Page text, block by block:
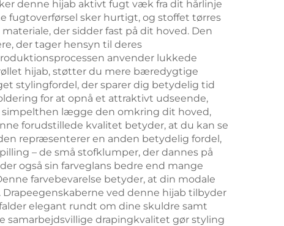
denne hijab aktivt fugt væk fra dit hårlinje
fugtoverførsel sker hurtigt, og stoffet tørres
der sidder fast på dit hoved. Den
der tager hensyn til deres
anvender lukkede
hijab, støtter du mere bæredygtige
stylingfordel, der sparer dig betydelig tid
for at opnå et attraktivt udseende,
simpelthen lægge den omkring dit hoved,
forudstillede kvalitet betyder, at du kan se
repræsenterer en anden betydelig fordel,
– de små stofklumper, der dannes på
også sin farveglans bedre end mange
farvebevarelse betyder, at din modale
ved denne hijab tilbyder
elegant rundt om dine skuldre samt
samarbejdsvillige drapingkvalitet gør styling